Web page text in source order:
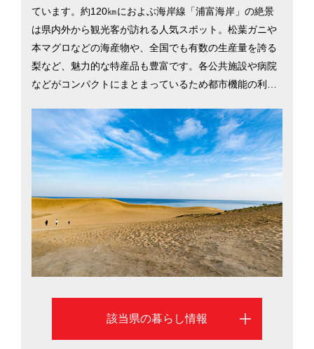
ています。約120㎞におよぶ海岸線「浦富海岸」の絶景
は県内外から観光客が訪れる人気スポット。松葉ガニや
本マグロなどの海産物や、全国でも有数の生産量を誇る
梨など、魅力的な特産品も豊富です。各公共施設や病院
などがコンパクトにまとまっているため都市機能の利便
を誇ります。都市部から20分も車を走らせれば雄大な自
然に触れることができ、子育て世帯には嬉しい環境が整
っています。羽田空港まで約1時間20分と、東京都心部
へも好アクセス。鳥取市と米子市を中心に、鳥取県への
移住を検討するのに役立つ情報を掲載しています。
該当県の暮らし情報